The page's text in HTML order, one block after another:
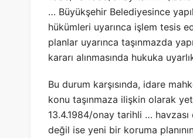
… Büyükşehir Belediyesince
hükümleri uyarınca işlem tesis
planlar uyarınca taşınmazda
kararı alınmasında hukuka
Bu durum karşısında, idare
konu taşınmaza ilişkin olarak
13.4.1984/onay tarihli … havzası
değil ise yeni bir koruma